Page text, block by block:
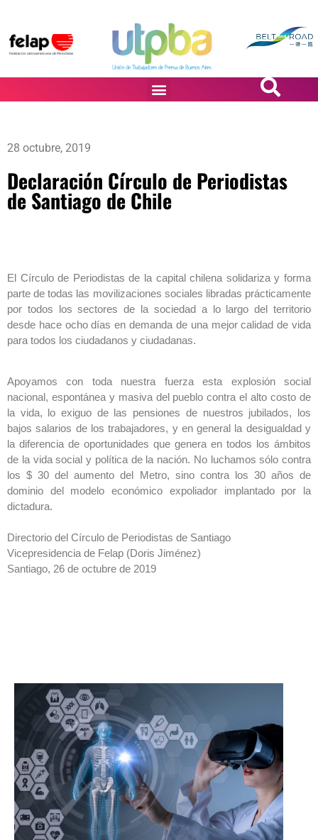
28 octubre, 2019
Declaración Círculo de Periodistas
de Santiago de Chile
El Círculo de Periodistas de la capital chilena solidariza y forma
parte de todas las movilizaciones sociales libradas prácticamente
por todos los sectores de la sociedad a lo largo del territorio
desde hace ocho días en demanda de una mejor calidad de vida
para todos los ciudadanos y ciudadanas.
Apoyamos con toda nuestra fuerza esta explosión social
nacional, espontánea y masiva del pueblo contra el alto costo de
la vida, lo exiguo de las pensiones de nuestros jubilados, los
bajos salarios de los trabajadores, y en general la desigualdad y
la diferencia de oportunidades que genera en todos los ámbitos
de la vida social y política de la nación. No luchamos sólo contra
los $ 30 del aumento del Metro, sino contra los 30 años de
dominio del modelo económico expoliador implantado por la
dictadura.
Directorio del Círculo de Periodistas de Santiago
Vicepresidencia de Felap (Doris Jiménez)
Santiago, 26 de octubre de 2019